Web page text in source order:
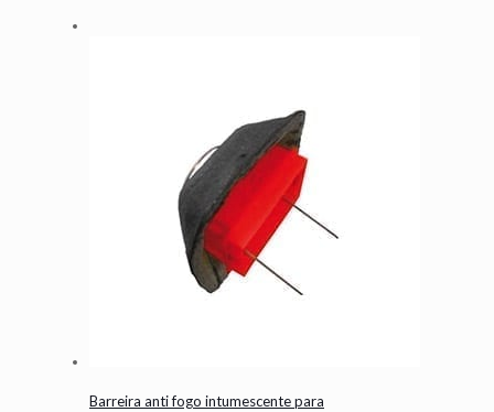
Barreira anti fogo intumescente para